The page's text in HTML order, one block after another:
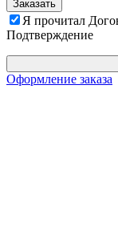
Я прочитал
Подтверждение
Оформление заказа